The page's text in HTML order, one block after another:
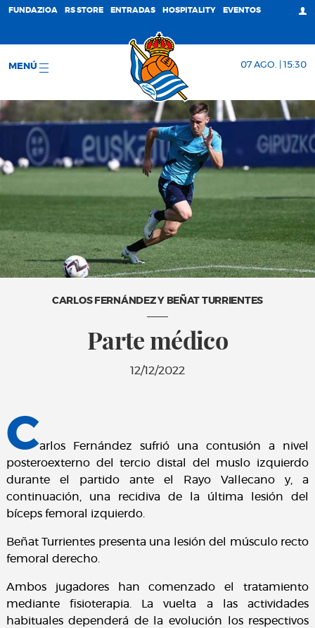
FUNDAZIOA RS STORE ENTRADAS HOSPITALITY EVENTOS
MENÚ 07 AGO. | 15:30
CARLOS FERNÁNDEZ Y BEÑAT TURRIENTES
Parte médico
12/12/2022
Carlos Fernández sufrió una contusión a nivel
posteroexterno del tercio distal del muslo izquierdo
durante el partido ante el Rayo Vallecano y, a
continuación, una recidiva de la última lesión del
bíceps femoral izquierdo.
Beñat Turrientes presenta una lesión del músculo recto
femoral derecho.
Ambos jugadores han comenzado el tratamiento
mediante fisioterapia. La vuelta a las actividades
habituales dependerá de la evolución los respectivos